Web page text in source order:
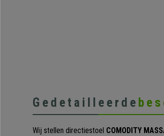
Gedetailleerde
Wij stellen directiestoel COMODITY